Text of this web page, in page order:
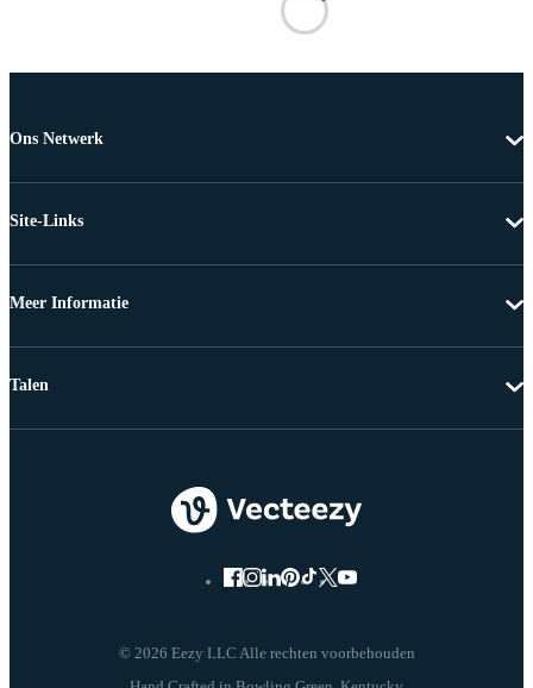
Ons Netwerk
Site-Links
Meer Informatie
© 2026 Eezy LLC Alle rechten voorbehouden
Talen